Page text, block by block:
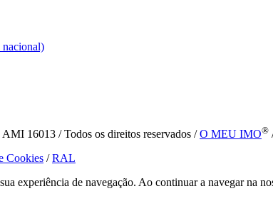
nacional)
16013 / Todos os direitos reservados /O MEU IMO®
Cookies /RAL
experiência de navegação. Ao continuar a navegar na